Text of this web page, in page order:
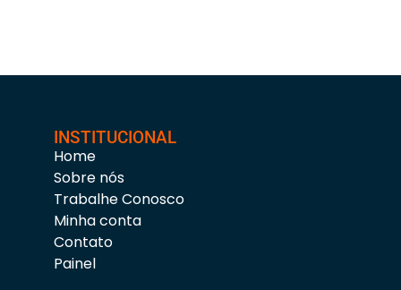
INSTITUCIONAL
Home
Sobre nós
Trabalhe Conosco
Minha conta
Contato
Painel